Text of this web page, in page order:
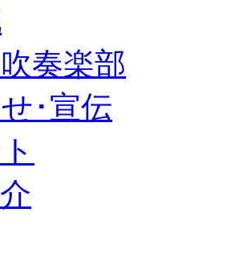
奏楽部
･宣伝